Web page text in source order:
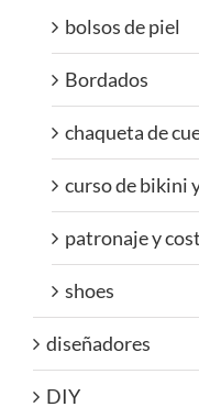
bolsos de piel
Bordados
chaqueta de
curso de bikini
patronaje y
shoes
diseñadores
DIY